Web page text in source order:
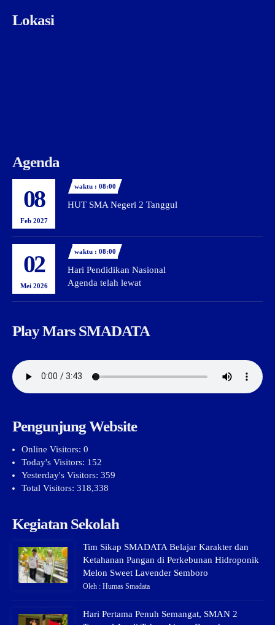
Lokasi
Agenda
08
Feb 2027
waktu : 08:00
HUT SMA Negeri 2 Tanggul
02
Mei 2026
waktu : 08:00
Hari Pendidikan Nasional
Agenda telah lewat
Play Mars SMADATA
Pengunjung Website
Online Visitors: 0
Today's Visitors: 152
Yesterday's Visitors: 359
Total Visitors: 318,338
Kegiatan Sekolah
Tim Sikap SMADATA Belajar Karakter dan
Ketahanan Pangan di Perkebunan Hidroponik
Melon Sweet Lavender Semboro
Oleh : Humas Smadata
Hari Pertama Penuh Semangat, SMAN 2